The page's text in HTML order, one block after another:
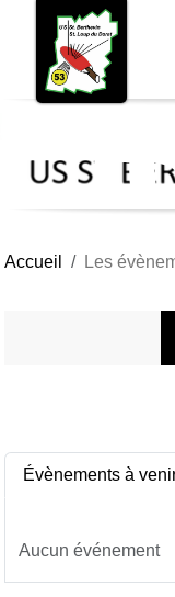
Accueil Les
Évènements à
Aucun événement
Panneau de gestion